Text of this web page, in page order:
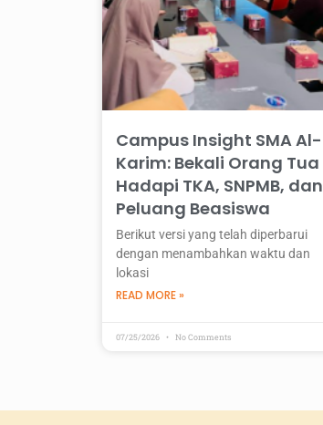
Campus Insight SMA Al-
Karim: Bekali Orang Tua
Hadapi TKA, SNPMB, dan
Peluang Beasiswa
Berikut versi yang telah diperbarui
dengan menambahkan waktu dan
lokasi
READ MORE »
07/25/2026 No Comments